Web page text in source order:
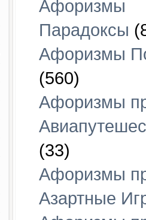
Афоризмы
Парадоксы
Афоризмы
(560)
Афоризмы
(33)
Афоризмы
Азартные